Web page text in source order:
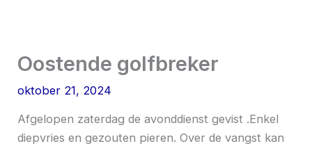
Oostende golfbreker
oktober 21, 2024
Afgelopen zaterdag de avonddienst gevist .Enkel
diepvries en gezouten pieren. Over de vangst kan